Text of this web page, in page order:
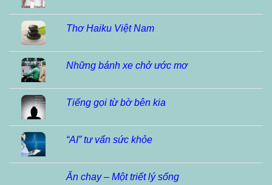
Thơ Haiku Việt Nam
Những bánh xe chở ước mơ
Tiếng gọi từ bờ bên kia
“AI” tư vấn sức khỏe
Ăn chay – Một triết lý sống